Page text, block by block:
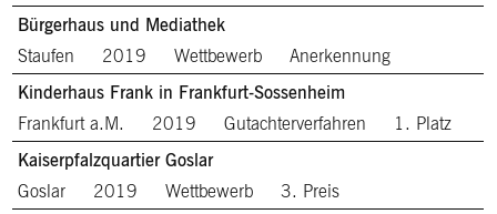
Bürgerhaus und Mediathek
Staufen
2019 Wettbewerb
Anerkennung
Kinderhaus Frank in Frankfurt-Sossenheim
Frankfurt a.M.
2019 Gutachterverfahren
1. Platz
Kaiserpfalzquartier Goslar
Goslar
2019 Wettbewerb
3. Preis